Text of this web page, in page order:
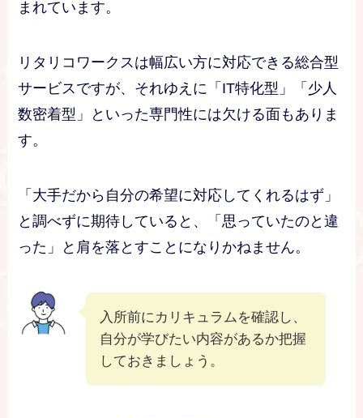
まれています。
リタリコワークスは幅広い方に対応できる総合型
サービスですが、それゆえに「IT特化型」「少人
数密着型」といった専門性には欠ける面もありま
す。
「大手だから自分の希望に対応してくれるはず」
と調べずに期待していると、「思っていたのと違
った」と肩を落とすことになりかねません。
入所前にカリキュラムを確認し、
自分が学びたい内容があるか把握
しておきましょう。